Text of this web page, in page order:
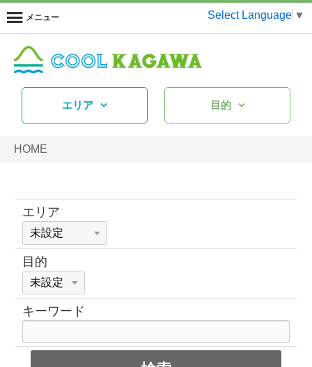
メニュー Select Language ▼
エリア 目的
HOME
エリア
目的
キーワード